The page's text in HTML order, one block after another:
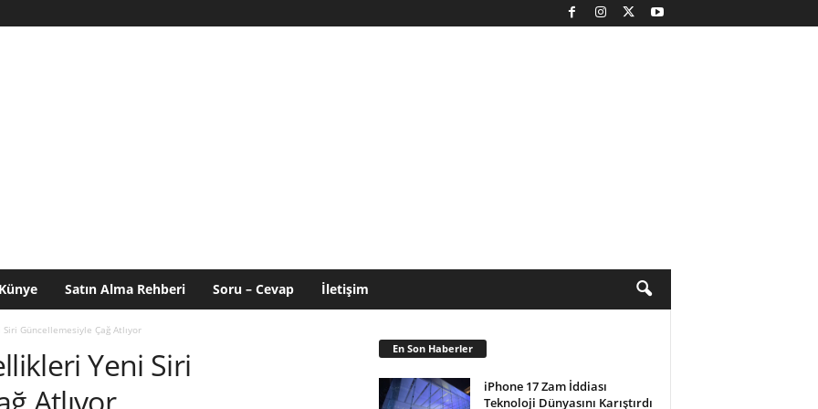
Künye Satın Alma Rehberi Soru – Cevap İletişim
Güncellemesiyle Çağ Atlıyor
Yeni Siri
En Son Haberler
iPhone 17 Zam İddiası
Teknoloji Dünyasını Karıştırdı